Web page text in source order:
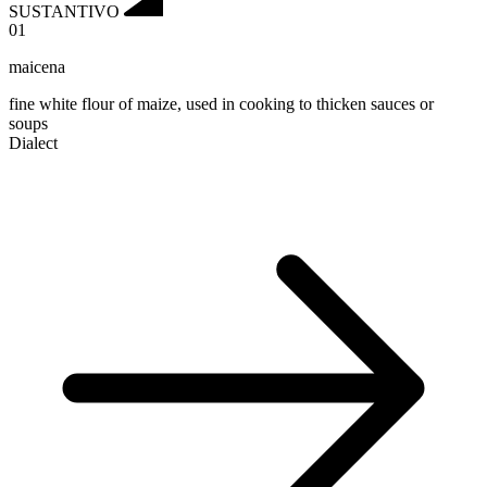
SUSTANTIVO
01
maicena
fine white flour of maize, used in cooking to thicken sauces or
soups
Dialect